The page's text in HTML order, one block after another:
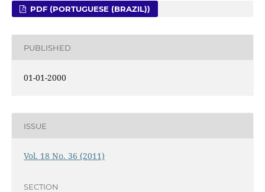
PDF (PORTUGUESE (BRAZIL))
PUBLISHED
01-01-2000
ISSUE
Vol. 18 No. 36 (2011)
SECTION